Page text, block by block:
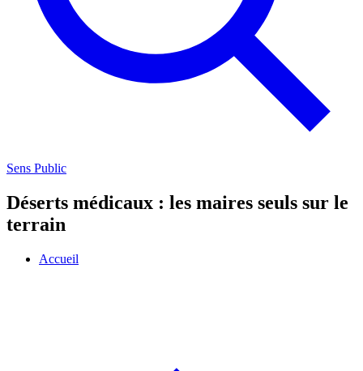
Sens Public
Déserts médicaux : les maires seuls sur le
terrain
Accueil